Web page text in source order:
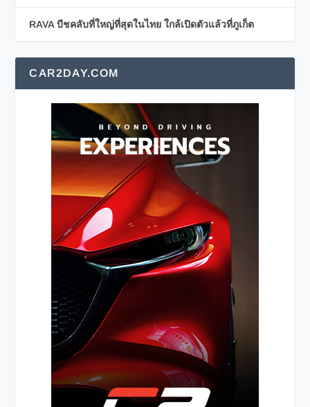
RAVA บีชคลับที่ใหญ่ที่สุดในไทย ใกล้เปิดตัวแล้วที่ภูเก็ต
CAR2DAY.COM